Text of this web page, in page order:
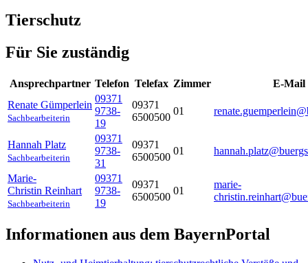
Tierschutz
Für Sie zuständig
Ansprechpartner Telefon Telefax Zimmer
E-Mail
Renate Gümperlein
Sachbearbeiterin
09371
9738-
19
09371
6500500
01
Hannah Platz
Sachbearbeiterin
09371
9738-
31
09371
6500500
01
Marie-
Christin Reinhart
Sachbearbeiterin
09371
9738-
19
09371
6500500
01
marie-
Informationen aus dem BayernPortal